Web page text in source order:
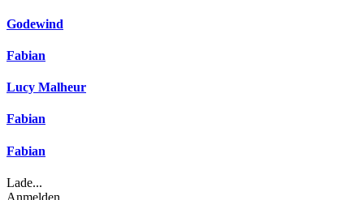
Godewind
Fabian
Lucy Malheur
Fabian
Fabian
Lade...
Anmelden